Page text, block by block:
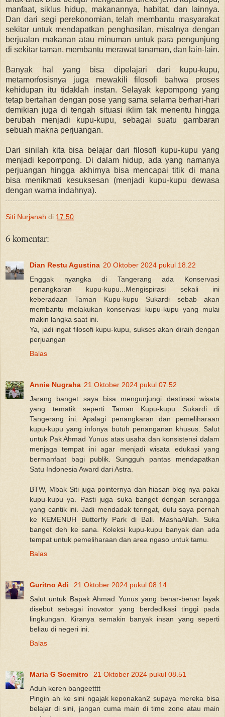
manfaat, siklus hidup, makanannya, habitat, dan lainnya.
Dan dari segi perekonomian, telah membantu masyarakat
sekitar untuk mendapatkan penghasilan, misalnya dengan
berjualan makanan atau minuman untuk para pengunjung
di sekitar taman, membantu merawat tanaman, dan lain-lain.
Banyak hal yang bisa dipelajari dari kupu-kupu,
metamorfosisnya juga mewakili filosofi bahwa proses
kehidupan itu tidaklah instan. Selayak kepompong yang
tetap bertahan dengan pose yang sama selama berhari-hari
demikian juga di tengah situasi iklim tak menentu hingga
berubah menjadi kupu-kupu, sebagai suatu gambaran
sebuah makna perjuangan.
Dari sinilah kita bisa belajar dari filosofi kupu-kupu yang
menjadi kepompong. Di dalam hidup, ada yang namanya
perjuangan hingga akhirnya bisa mencapai titik di mana
bisa menikmati kesuksesan (menjadi kupu-kupu dewasa
dengan warna indahnya).
Siti Nurjanah di 17.50
6 komentar:
Dian Restu Agustina 20 Oktober 2024 pukul 18.22
Enggak nyangka di Tangerang ada Konservasi
penangkaran kupu-kupu...Mengispirasi sekali ini
keberadaan Taman Kupu-kupu Sukardi sebab akan
membantu melakukan konservasi kupu-kupu yang mulai
makin langka saat ini.
Ya, jadi ingat filosofi kupu-kupu, sukses akan diraih dengan
perjuangan
Balas
Annie Nugraha 21 Oktober 2024 pukul 07.52
Jarang banget saya bisa mengunjungi destinasi wisata
yang tematik seperti Taman Kupu-kupu Sukardi di
Tangerang ini. Apalagi penangkaran dan pemeliharaan
kupu-kupu yang infonya butuh penanganan khusus. Salut
untuk Pak Ahmad Yunus atas usaha dan konsistensi dalam
menjaga tempat ini agar menjadi wisata edukasi yang
bermanfaat bagi publik. Sungguh pantas mendapatkan
Satu Indonesia Award dari Astra.
BTW, Mbak Siti juga pointernya dan hiasan blog nya pakai
kupu-kupu ya. Pasti juga suka banget dengan serangga
yang cantik ini. Jadi mendadak teringat, dulu saya pernah
ke KEMENUH Butterfly Park di Bali. MashaAllah. Suka
banget deh ke sana. Koleksi kupu-kupu banyak dan ada
tempat untuk pemeliharaan dan area ngaso untuk tamu.
Balas
Guritno Adi
21 Oktober 2024 pukul 08.14
Salut untuk Bapak Ahmad Yunus yang benar-benar layak
disebut sebagai inovator yang berdedikasi tinggi pada
lingkungan. Kiranya semakin banyak insan yang seperti
beliau di negeri ini.
Balas
Maria G Soemitro
21 Oktober 2024 pukul 08.51
Aduh keren bangeetttt
Pingin ah ke sini ngajak keponakan2 supaya mereka bisa
belajar di sini, jangan cuma main di time zone atau main